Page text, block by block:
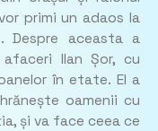
primi un adaos la
Despre aceasta a
Ilan Șor, cu
în etate. El a
oamenii cu
și va face ceea ce